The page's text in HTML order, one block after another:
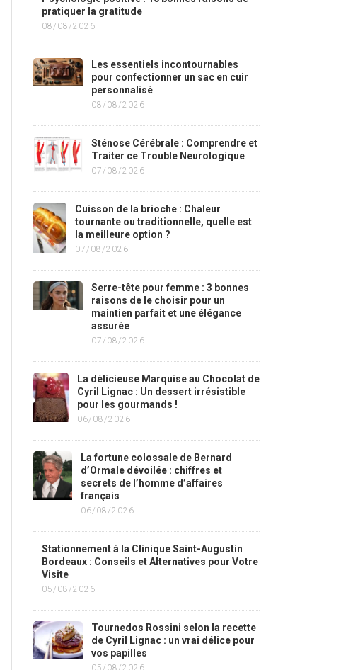
pratiquer la gratitude
08/08/2026
Les essentiels incontournables
pour confectionner un sac en cuir
personnalisé
08/08/2026
Sténose Cérébrale : Comprendre et
Traiter ce Trouble Neurologique
07/08/2026
Cuisson de la brioche : Chaleur
tournante ou traditionnelle, quelle est
la meilleure option ?
07/08/2026
Serre-tête pour femme : 3 bonnes
raisons de le choisir pour un
maintien parfait et une élégance
assurée
07/08/2026
La délicieuse Marquise au Chocolat de
Cyril Lignac : Un dessert irrésistible
pour les gourmands !
06/08/2026
La fortune colossale de Bernard
d’Ormale dévoilée : chiffres et
secrets de l’homme d’affaires
français
06/08/2026
Stationnement à la Clinique Saint-Augustin
Bordeaux : Conseils et Alternatives pour Votre
Visite
05/08/2026
Tournedos Rossini selon la recette
de Cyril Lignac : un vrai délice pour
vos papilles
05/08/2026